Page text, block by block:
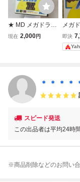
★ MD メガドライ
ブ モンスターワー
現在 2,000円
メガ
ダー
スタ
箱・
即決
＊ ＊ ＊ ＊
スピード発送
この出品者は平均24時
※商品削除などのお問い